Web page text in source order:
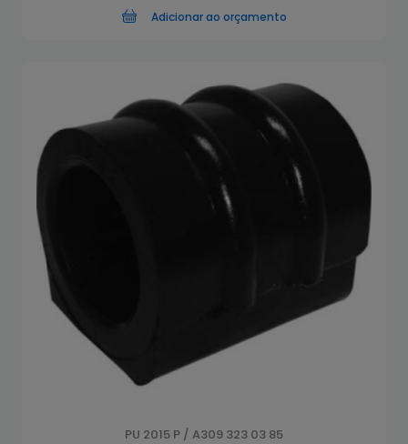
Adicionar ao orçamento
PU 2015 P / A309 323 03 85